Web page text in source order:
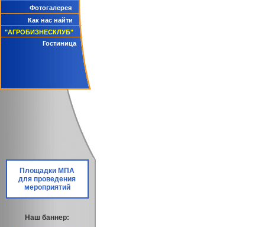
Фотогалерея
Как нас найти
"АГРОБИЗНЕСКЛУБ"
Гостиница
Площадки МПА
для проведения
мероприятий
Наш баннер: